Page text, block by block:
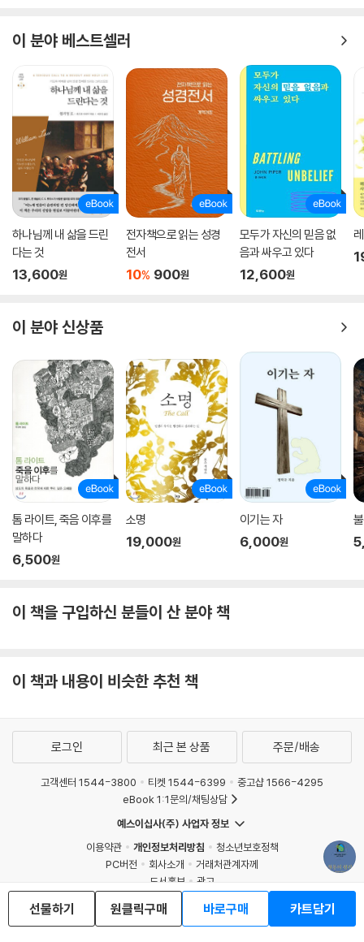
9. 사명을 찾으면 인생이 바뀐다
10. 더 큰 비전을 향해 앞으로 나아가라
11. 슬픔이 내 마음의 주인이 되게 하지 말라
12. 하나님을 바로 알 때 참된 비전을 얻는다
13. 하나님의 타이밍에 맡기라
깊은 구덩이에서도 하나님이라면 당신을 일으키실 수 있다. 인생의 막다른
골목에서도 하나님이라면 문을 내실 수 있다. 아무것도 보이지 않는 어둠
에서도 하나님이라면 빛으로 길을 내실 수 있다. 하나님이라면, 당신에게
도 그렇게 하실 것이다!?
코로나19 팬데믹은 전 세계 수많은 사람들을 비극으로 몰아갔다. 수백만
명이 죽고 수억 명이 감염된 것만 문제가 아니다. 일자리를 잃고, 사업이 망
아릴 수도 없을 정도다. 구름 한 점 없는 잔잔한 바다를 항해하고 있던 이들
의 삶은 잔혹하고 무차별적인 코로나19의 폭풍우에 순식간에 뒤집혔다.
그들을 암담한 운명에서 건져 줄 구명조끼도 없어 수많은 사람이 감염병의
풍랑에서 허우적거렸다. 그중 가장 극심한 고통을 안겨준 시련이 있다. 그
고통은 사랑하는 사람의 중병, 중상, 죽음을 지켜보는 일이다. 나와 절친한
친구들 중 많은 사람이 부모나 형제자매, 배우자, 심지어 자녀의 만성 질병
과 죽음을 지켜보는 고통을 겪었다. 이는 그 무엇과도 비교할 수 없는 지독
한 고통이다. 이런 고통은 다음날 눈을 떠도 끝나지 않는다.
당신은 인생을 살며, 당신의 세상이 와르르 무너진 순간을 경험한 적이 있
는가? 성경에서 요셉은 불과 열일곱 살 때에 그런 순간을 경험했다. 아버지
의 사랑을 독차지하는 동생에 대한 증오에 눈이 먼 형들은 그를 구덩이 속
에 던져 죽게 놔두었다. 그러다가 이집트로 향하는 상인들을 보고 마음이
장 사랑받는 아들에서 머나먼 외국 땅으로 팔려가는 노예 신세로 전락했
잃었다. 모든 희망과 꿈을 도둑맞았다. 이제 눈에 보이는 미래는 노예로서
의 삶뿐이었다.
재산을 돌보는 관리자가 되었지만, 주인 아내의 유혹을 뿌리치고 주인에
대한 도리를 지켰으며 하나님께 영광을 돌리는 편을 선택했다. 또 혹독한
상황 속에서 그는 바로의 제국에서 존경받는 가장 높은 관리가 되었다. 그
의 여러 행동들은 이집트와 이스라엘을 굶주림에서 구했다.
인생을 통째로 도둑맞고 미래까지 지독히 암담했던 사람에게 어떻게 이런
일이 일어날 수 있었을까? 답은 하나님과의 친밀하고 특별한 관계에서 발
견할 수 있다. 요셉의 삶을 보면 그의 태도와 행동 이면에서 작용한 열두 가
지 원칙을 발견하게 된다. 하지만 그에 관한 기록은 많지 않아서 이런 원칙
이 분야 베스트셀러
하나님께 내 삶을 드린
다는 것
13,600원
전자책으로 읽는 성경
전서
10% 900원
모두가 자신의 믿음 없
음과 싸우고 있다
12,600원
이 분야 신상품
톰 라이트, 죽음 이후를
말하다
6,500원
소명
19,000원
이기는 자
6,000원
이 책을 구입하신 분들이 산 분야 책
이 책과 내용이 비슷한 추천 책
선물하기 원클릭구매 바로구매 카트담기
로그인 최근 본 상품 주문/배송
고객센터 1544-3800 티켓 1544-6399
중고샵 1566-4295
eBook 1:1문의/채팅상담
예스이십사(주) 사업자 정보
이용약관
개인정보처리방침
청소년보호정책
PC버전
회사소개
거래처관계자께
도서홍보
광고
Copyright © YES24 Corp. All Rights Reserved.
MATOM2